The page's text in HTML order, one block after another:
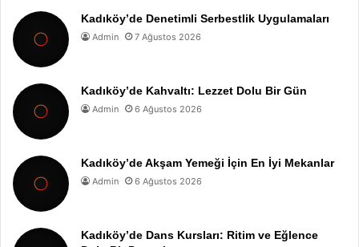
Kadıköy’de Denetimli Serbestlik Uygulamaları
Admin 7 Ağustos 2026
Kadıköy’de Kahvaltı: Lezzet Dolu Bir Gün
Admin 6 Ağustos 2026
Kadıköy’de Akşam Yemeği İçin En İyi Mekanlar
Admin 6 Ağustos 2026
Kadıköy’de Dans Kursları: Ritim ve Eğlence